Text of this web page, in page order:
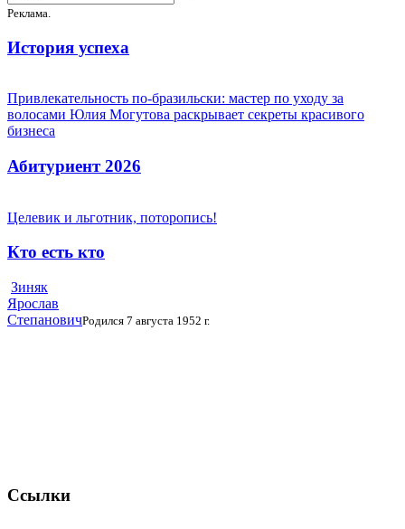
Реклама.
История успеха
Привлекательность по-бразильски: мастер по уходу за
волосами Юлия Могутова раскрывает секреты красивого
бизнеса
Абитуриент 2026
Целевик и льготник, поторопись!
Кто есть кто
Зиняк
Ярослав
СтепановичРодился 7 августа 1952 г.
Ссылки